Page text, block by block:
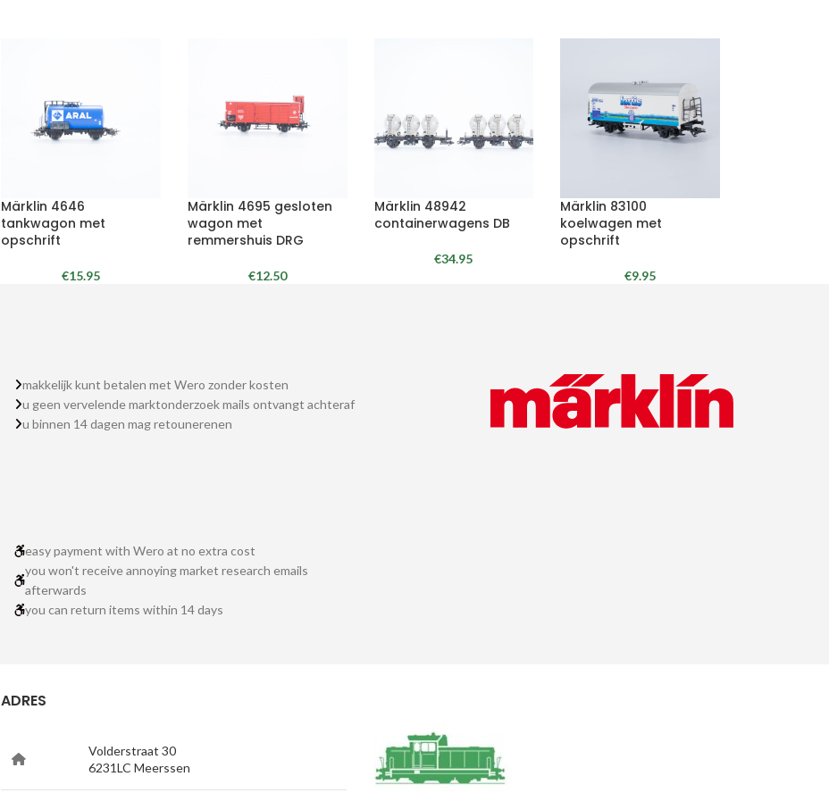
Märklin 4646
tankwagon met
opschrift
€15.95
Märklin 4695 gesloten
wagon met
remmershuis DRG
€12.50
Märklin 48942
containerwagens DB
€34.95
Märklin 83100
koelwagen met
opschrift
€9.95
makkelijk kunt betalen met Wero zonder kosten
u geen vervelende marktonderzoek mails ontvangt achteraf
u binnen 14 dagen mag retounerenen
easy payment with Wero at no extra cost
you won't receive annoying market research emails
afterwards
you can return items within 14 days
ADRES
Volderstraat 30
6231LC Meerssen